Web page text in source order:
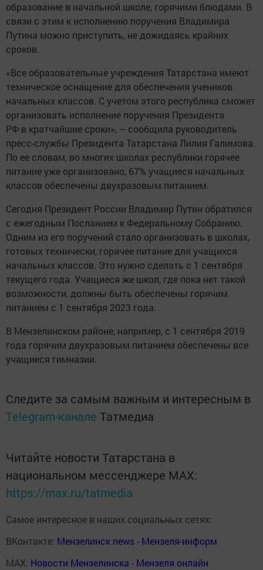
образование в начальной школе, горячими блюдами. В
связи с этим к исполнению поручения Владимира
Путина можно приступить, не дожидаясь крайних
сроков.
«Все образовательные учреждения Татарстана имеют
техническое оснащение для обеспечения учеников
начальных классов. С учетом этого республика сможет
организовать исполнение поручения Президента
РФ в кратчайшие сроки», – сообщила руководитель
пресс-службы Президента Татарстана Лилия Галимова.
По ее словам, во многих школах республики горячее
питание уже организовано, 67% учащиеся начальных
классов обеспечены двухразовым питанием.
Сегодня Президент России Владимир Путин обратился
с ежегодным Посланием к Федеральному Собранию.
Одним из его поручений стало организовать в школах,
готовых технически, горячее питание для учащихся
начальных классов. Это нужно сделать с 1 сентября
текущего года. Учащиеся же школ, где пока нет такой
возможности, должны быть обеспечены горячим
питанием с 1 сентября 2023 года.
В Мензелинском районе, например, с 1 сентября 2019
года горячим двухразовым питанием обеспечены все
учащиеся гимназии.
Следите за самым важным и интересным в
Telegram-канале Татмедиа
Читайте новости Татарстана в
национальном мессенджере MАХ:
https://max.ru/tatmedia
Самое интересное в наших социальных сетях:
ВКонтакте: Мензелинск news - Мензеля-информ
MAX: Новости Мензелинска - Мензеля онлайн